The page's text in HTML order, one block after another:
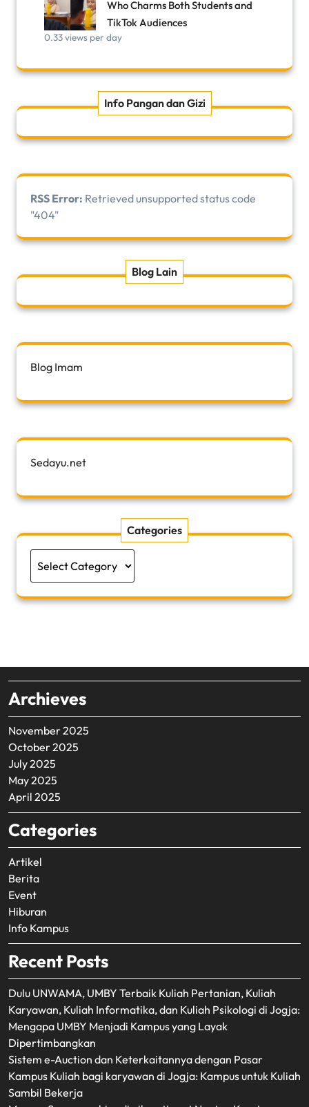
Who Charms Both Students and
TikTok Audiences
0.33 views per day
Info Pangan dan Gizi
RSS Error: Retrieved unsupported status code
"404"
Blog Lain
Blog Imam
Sedayu.net
Categories
Archieves
November 2025
October 2025
July 2025
May 2025
April 2025
Categories
Artikel
Berita
Event
Hiburan
Info Kampus
Recent Posts
Dulu UNWAMA, UMBY Terbaik Kuliah Pertanian, Kuliah
Karyawan, Kuliah Informatika, dan Kuliah Psikologi di Jogja:
Mengapa UMBY Menjadi Kampus yang Layak
Dipertimbangkan
Sistem e-Auction dan Keterkaitannya dengan Pasar
Kampus Kuliah bagi karyawan di Jogja: Kampus untuk Kuliah
Sambil Bekerja